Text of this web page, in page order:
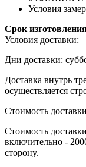
Условия
Срок
Условия доставки:
Дни доставки:
Доставка внутрь
осуществляется
Стоимость
Стоимость
включительно -
сторону.